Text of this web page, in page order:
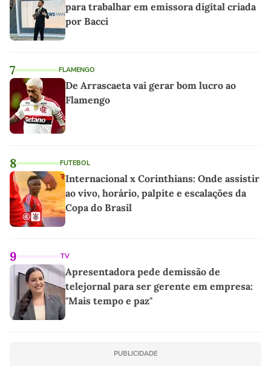
para trabalhar em emissora digital criada
por Bacci
7 FLAMENGO
De Arrascaeta vai gerar bom lucro ao
Flamengo
8 FUTEBOL
Internacional x Corinthians: Onde assistir
ao vivo, horário, palpite e escalações da
Copa do Brasil
9 TV
Apresentadora pede demissão de
telejornal para ser gerente em empresa:
"Mais tempo e paz"
PUBLICIDADE